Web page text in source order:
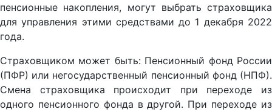
пенсионные накопления, могут выбрать страховщика
для управления этими средствами до 1 декабря 2022
года.
Страховщиком может быть: Пенсионный фонд России
(ПФР) или негосударственный пенсионный фонд (НПФ).
Смена страховщика происходит при переходе из
одного пенсионного фонда в другой. При переходе из